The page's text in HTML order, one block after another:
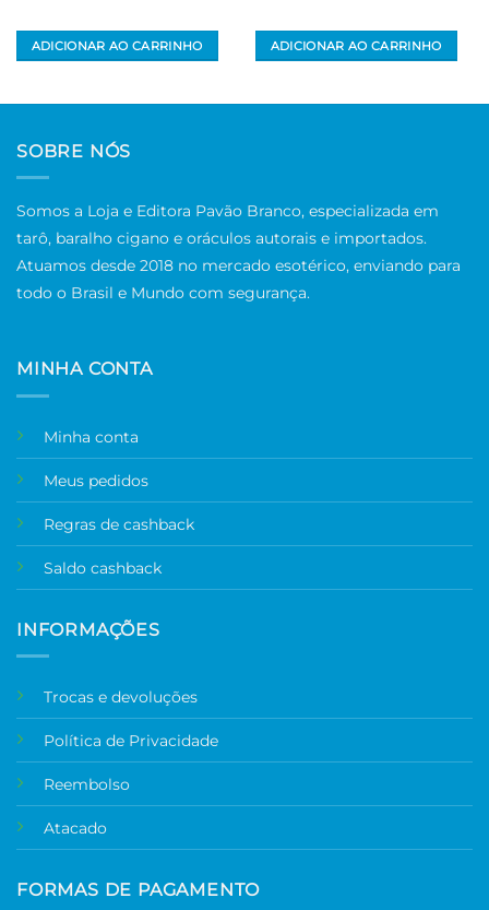
ADICIONAR AO CARRINHO ADICIONAR AO CARRINHO
SOBRE NÓS
Somos a Loja e Editora Pavão Branco, especializada em
tarô, baralho cigano e oráculos autorais e importados.
Atuamos desde 2018 no mercado esotérico, enviando para
todo o Brasil e Mundo com segurança.
MINHA CONTA
Minha conta
Meus pedidos
Regras de cashback
Saldo cashback
INFORMAÇÕES
Trocas e devoluções
Política de Privacidade
Reembolso
Atacado
FORMAS DE PAGAMENTO